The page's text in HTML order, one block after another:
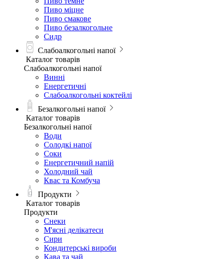
Пиво міцне
Пиво смакове
Пиво безалкогольне
Сидр
Слабоалкогольні напої
Каталог товарів
Слабоалкогольні напої
Винні
Енергетичні
Слабоалкогольні коктейлі
Безалкогольні напої
Каталог товарів
Безалкогольні напої
Води
Солодкі напої
Соки
Енергетичний напій
Холодний чай
Квас та Комбуча
Продукти
Каталог товарів
Продукти
Снеки
М'ясні делікатеси
Сири
Кондитерські вироби
Кава та чай